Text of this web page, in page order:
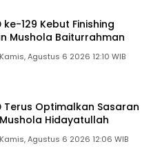
ke-129 Kebut Finishing
Mushola Baiturrahman
Kamis, Agustus 6 2026 12:10 WIB
Terus Optimalkan Sasaran
Hidayatullah
Kamis, Agustus 6 2026 12:06 WIB